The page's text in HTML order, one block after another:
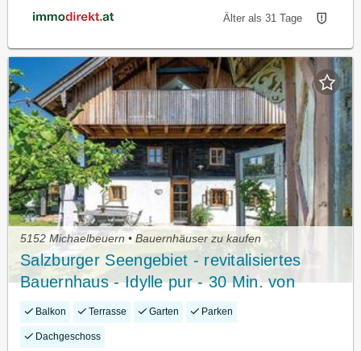
Älter als 31 Tage
5152 Michaelbeuern • Bauernhäuser zu kaufen
Salzburger Seengebiet - revitalisiertes
Bauernhaus - Idylle pur - 30 Min. von
Salzburg
Balkon Terrasse Garten Parken
Dachgeschoss